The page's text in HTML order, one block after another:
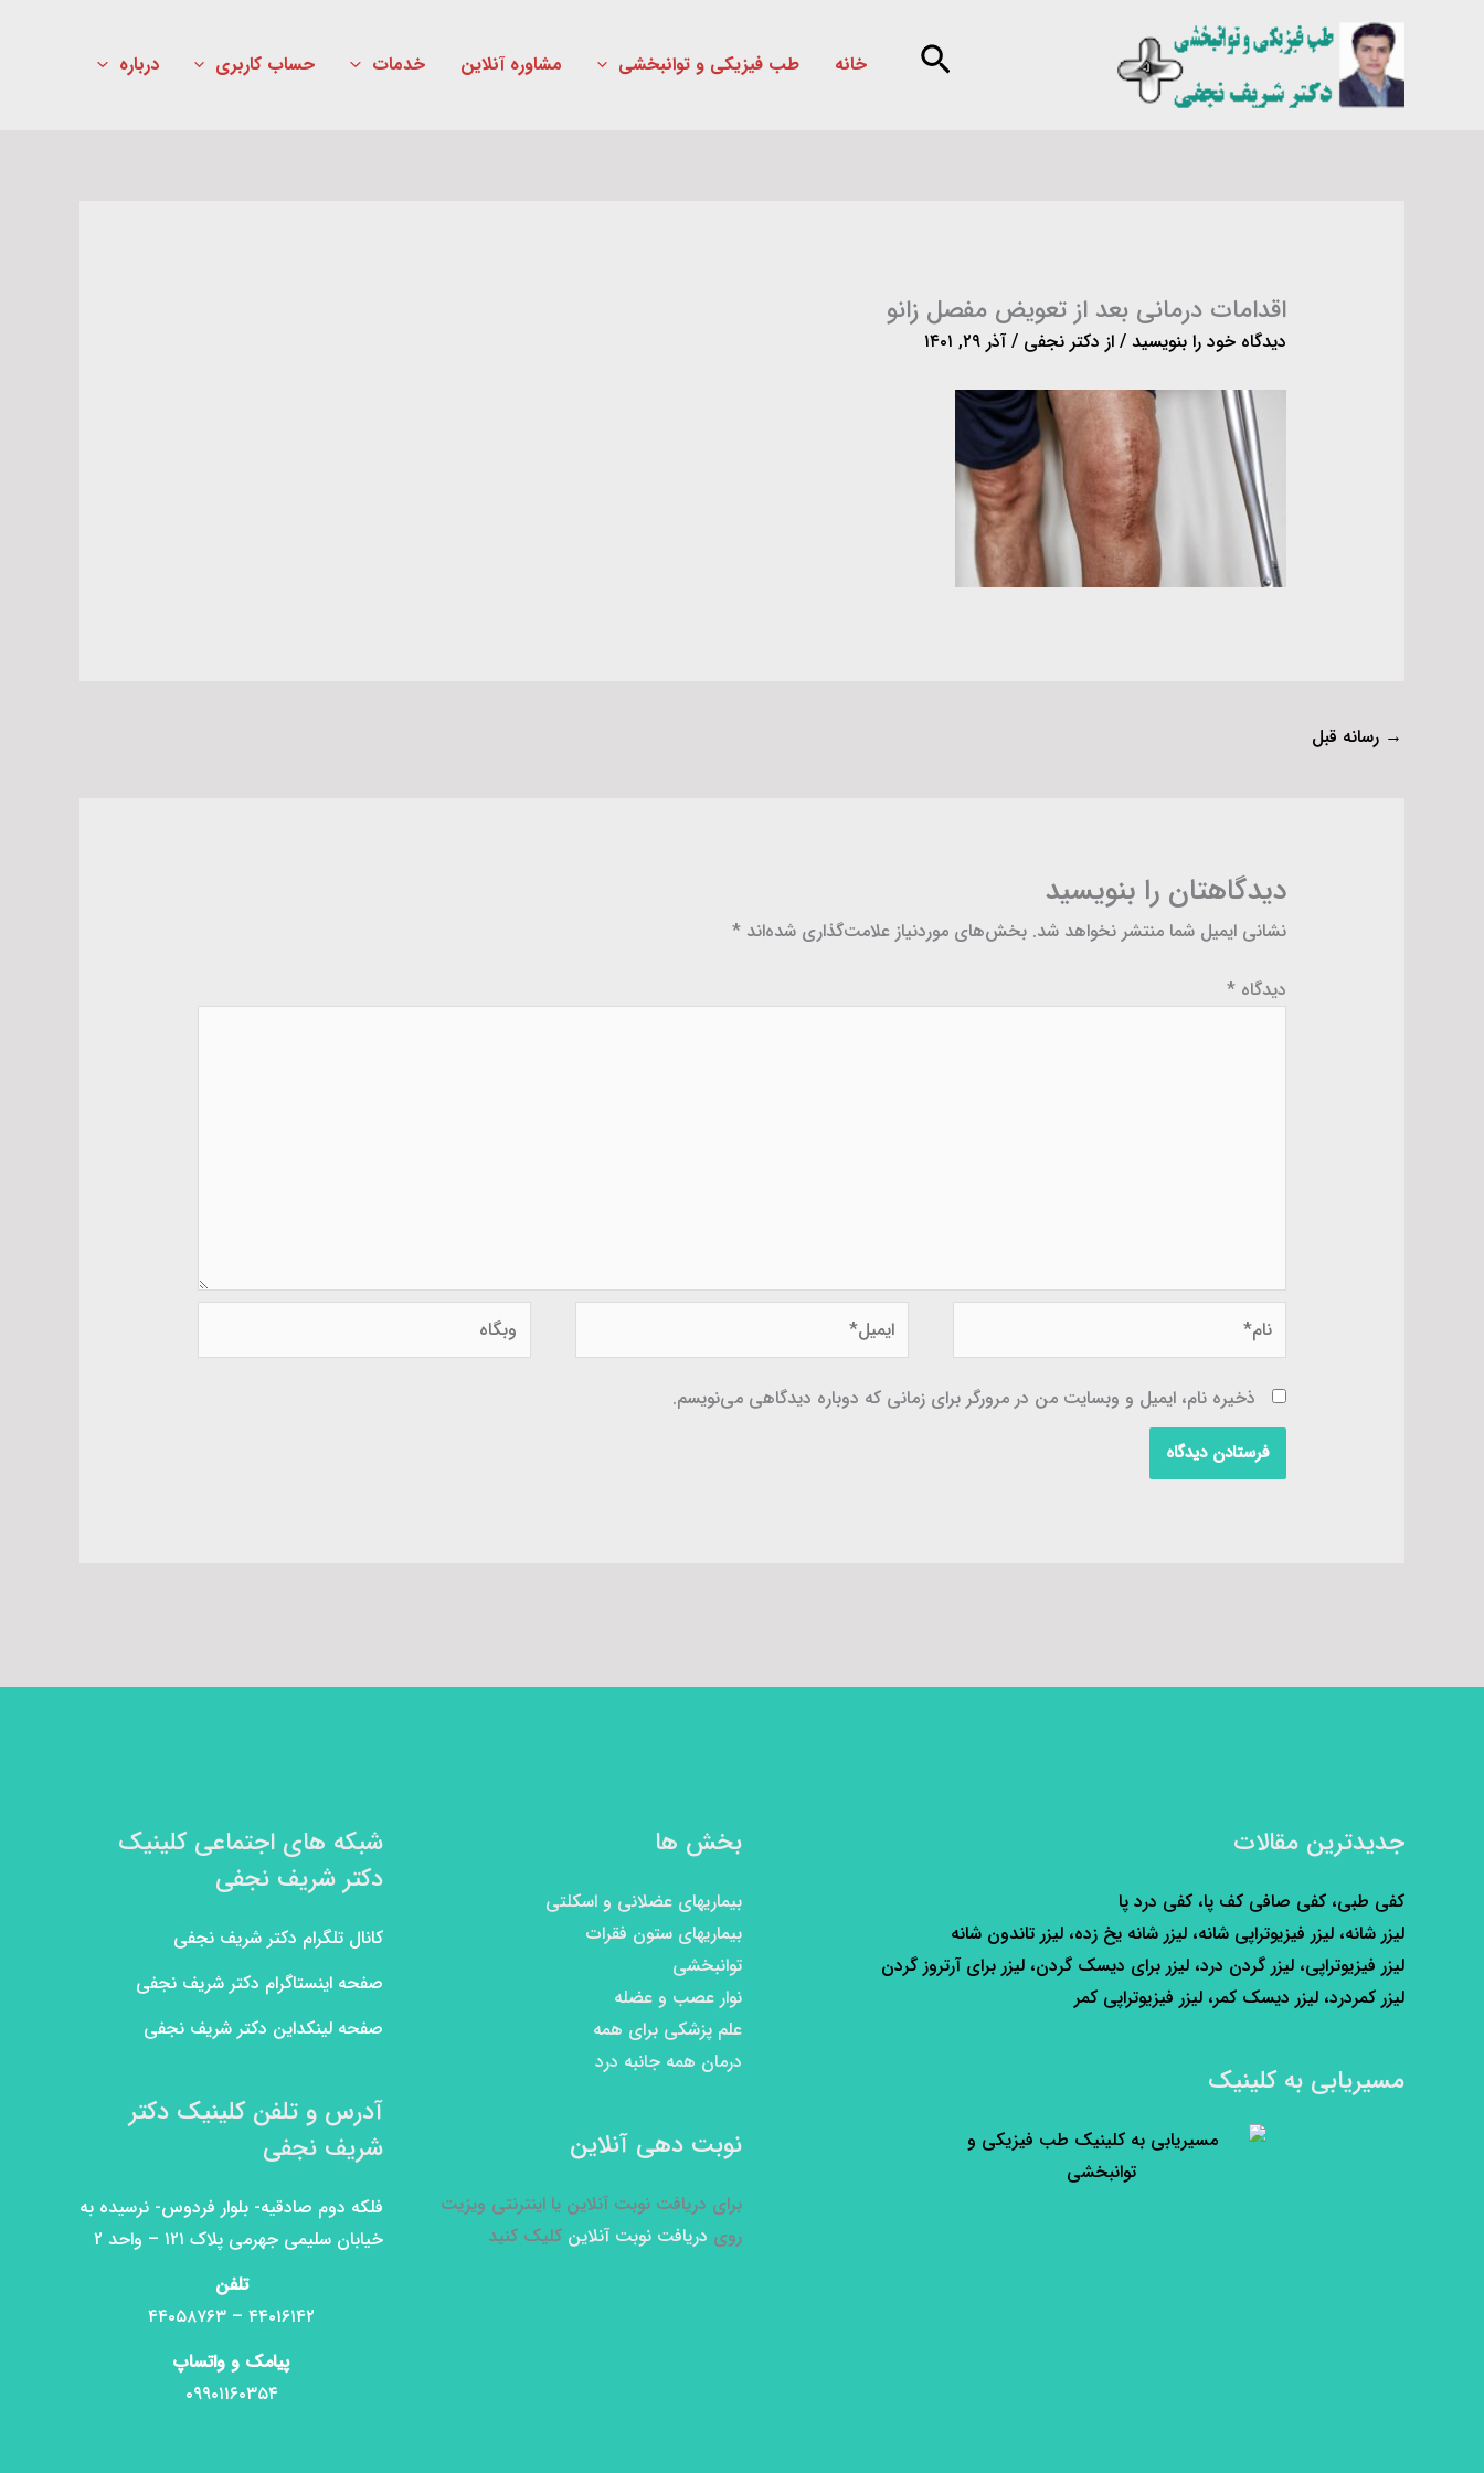
خانه طب فیزیکی و توانبخشی مشاوره آنلاین خدمات حساب کاربری درباره
اقدامات درمانی بعد از تعویض مفصل زانو
دیدگاه‌ خود را بنویسید / از دکتر نجفی / آذر ۲۹, ۱۴۰۱
→ رسانه قبل
دیدگاهتان را بنویسید
نشانی ایمیل شما منتشر نخواهد شد. بخش‌های موردنیاز علامت‌گذاری شده‌اند *
دیدگاه *
نام* ایمیل* وبگاه
ذخیره نام، ایمیل و وبسایت من در مرورگر برای زمانی که دوباره دیدگاهی می‌نویسم.
جدیدترین مقالات
کفی طبی، کفی صافی کف پا، کفی درد پا
لیزر شانه، لیزر فیزیوتراپی شانه، لیزر شانه یخ زده، لیزر تاندون شانه
لیزر فیزیوتراپی، لیزر گردن درد، لیزر برای دیسک گردن، لیزر برای آرتروز گردن
لیزر کمردرد، لیزر دیسک کمر، لیزر فیزیوتراپی کمر
مسیریابی به کلینیک
بخش ها
بیماریهای عضلانی و اسکلتی
بیماریهای ستون فقرات
توانبخشی
نوار عصب و عضله
علم پزشکی برای همه
درمان همه جانبه درد
نوبت دهی آنلاین
برای دریافت نوبت آنلاین یا اینترنتی ویزیت
روی دریافت نوبت آنلاین کلیک کنید
شبکه های اجتماعی کلینیک
دکتر شریف نجفی
کانال تلگرام دکتر شریف نجفی
صفحه اینستاگرام دکتر شریف نجفی
صفحه لینکداین دکتر شریف نجفی
آدرس و تلفن کلینیک دکتر
شریف نجفی
فلکه دوم صادقیه- بلوار فردوس- نرسیده به
خیابان سلیمی جهرمی پلاک ۱۲۱ – واحد ۲
تلفن
۴۴۰۱۶۱۴۲ – ۴۴۰۵۸۷۶۳
پیامک و واتساپ
۰۹۹۰۱۱۶۰۳۵۴